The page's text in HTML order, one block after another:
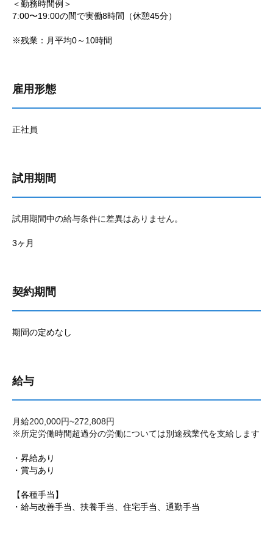
＜勤務時間例＞
7:00〜19:00の間で実働8時間（休憩45分）
※残業：月平均0～10時間
雇用形態
正社員
試用期間
試用期間中の給与条件に差異はありません。
3ヶ月
契約期間
期間の定めなし
給与
月給200,000円~272,808円
※所定労働時間超過分の労働については別途残業代を支給します
・昇給あり
・賞与あり
【各種手当】
・給与改善手当、扶養手当、住宅手当、通勤手当